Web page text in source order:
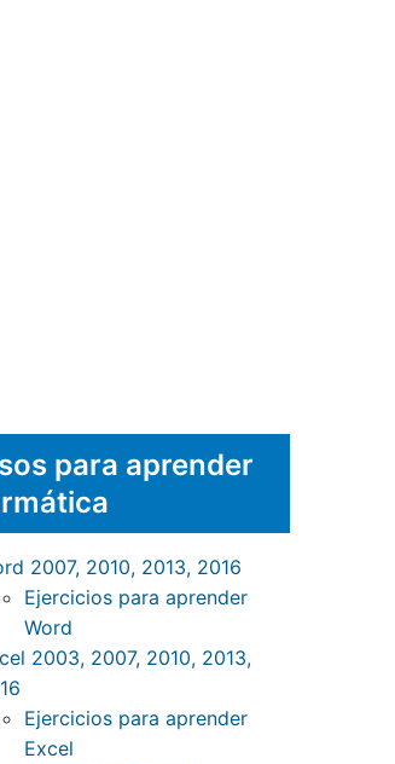
para aprender
2007, 2010, 2013, 2016
Ejercicios para aprender
Word
2003, 2007, 2010, 2013,
Ejercicios para aprender
Excel